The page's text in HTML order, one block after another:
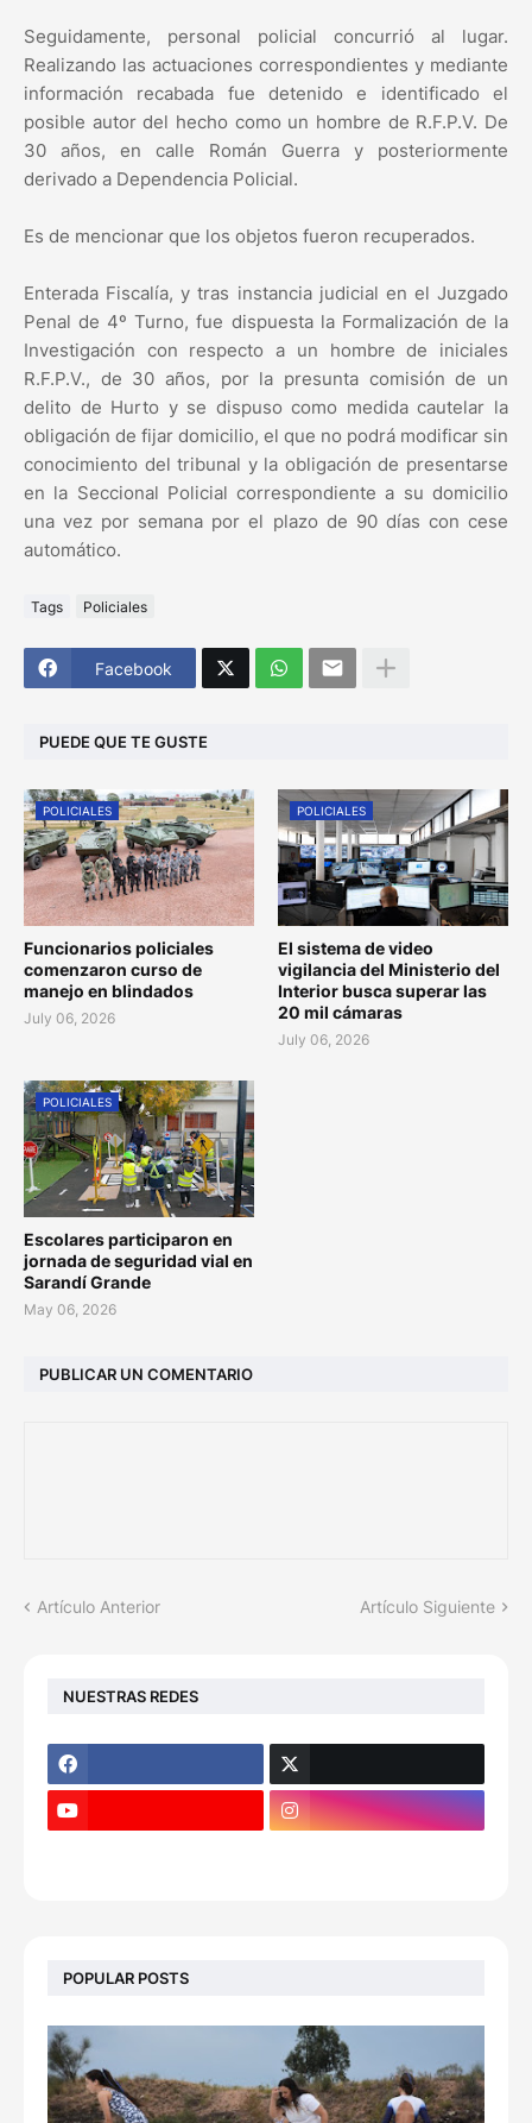
Seguidamente, personal policial concurrió al lugar.
Realizando las actuaciones correspondientes y mediante
información recabada fue detenido e identificado el
posible autor del hecho como un hombre de R.F.P.V. De
30 años, en calle Román Guerra y posteriormente
derivado a Dependencia Policial.
Es de mencionar que los objetos fueron recuperados.
Enterada Fiscalía, y tras instancia judicial en el Juzgado
Penal de 4º Turno, fue dispuesta la Formalización de la
Investigación con respecto a un hombre de iniciales
R.F.P.V., de 30 años, por la presunta comisión de un
delito de Hurto y se dispuso como medida cautelar la
obligación de fijar domicilio, el que no podrá modificar sin
conocimiento del tribunal y la obligación de presentarse
en la Seccional Policial correspondiente a su domicilio
una vez por semana por el plazo de 90 días con cese
automático.
Tags Policiales
Facebook
PUEDE QUE TE GUSTE
POLICIALES
Funcionarios policiales
comenzaron curso de
manejo en blindados
July 06, 2026
POLICIALES
El sistema de video
vigilancia del Ministerio del
Interior busca superar las
20 mil cámaras
July 06, 2026
POLICIALES
Escolares participaron en
jornada de seguridad vial en
Sarandí Grande
May 06, 2026
PUBLICAR UN COMENTARIO
Artículo Anterior Artículo Siguiente
NUESTRAS REDES
POPULAR POSTS